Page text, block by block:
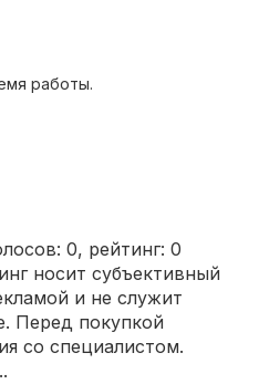
работы.
0, рейтинг: 0
носит субъективный
и не служит
Перед покупкой
со специалистом.